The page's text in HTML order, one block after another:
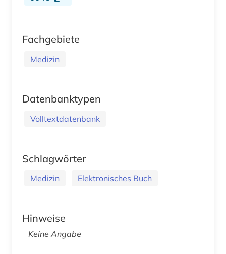
Fachgebiete
Medizin
Datenbanktypen
Volltextdatenbank
Schlagwörter
Medizin Elektronisches Buch
Hinweise
Keine Angabe